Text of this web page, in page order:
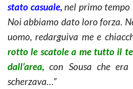
stato casuale,nel primo tempo
Noi abbiamo dato loro forza.
uomo, redarguiva me e
rotto le scatole a me tutto il
dall’area, con Sousa che
scherzava…”